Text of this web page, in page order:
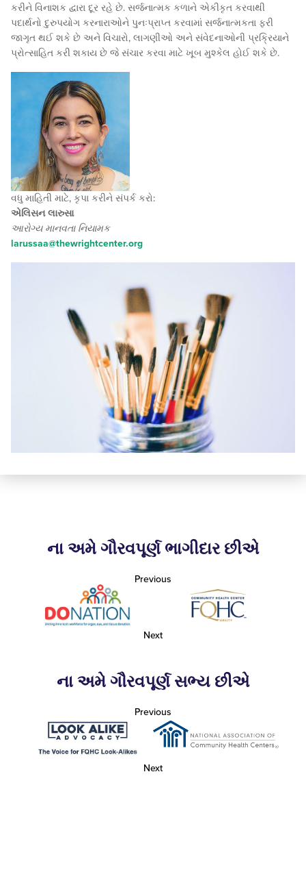
કરીને વિનાશક દ્વારા દૂર રહે છે. સર્જનાત્મક કળાને એકીકૃત કરવાથી
પદાર્થનો દુરુપયોગ કરનારાઓને પુનઃપ્રાપ્ત કરવામાં સર્જનાત્મકતા ફરી
જાગૃત થઈ શકે છે અને વિચારો, લાગણીઓ અને સંવેદનાઓની પ્રક્રિયાને
પ્રોત્સાહિત કરી શકાય છે જે સંચાર કરવા માટે ખૂબ મુશ્કેલ હોઈ શકે છે.
વધુ માહિતી માટે, કૃપા કરીને સંપર્ક કરો:
એલિસન લારુસા
આરોગ્ય માનવતા નિયામક
larussaa@thewrightcenter.org
ના અમે ગૌરવપૂર્ણ ભાગીદાર છીએ
Previous
Next
ના અમે ગૌરવપૂર્ણ સભ્ય છીએ
Previous
Next